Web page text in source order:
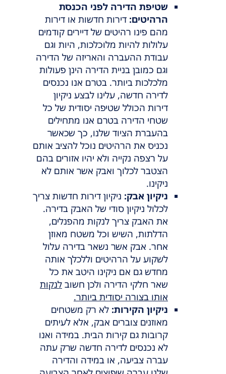
שטיפת הדירה לפני הכנסת
הרהיטים: דירות חדשות או דירות
מהם פינו רהיטים של דיירים קודמים
עלולות להיות מלוכלכות, היות וגם
עבודת ההעברה והאריזה של הדירה
וגם כמובן בניית הדירה הינן פעולות
מלכלכות ביותר. בטרם אנו נכנסים
לדירה חדשה, עלינו לבצע ניקיון
דירות הכולל שטיפה יסודית של כל
שטחי הדירה בטרם אנו מתחילים
בהעברת הציוד שלנו, כך שכאשר
נכניס את הרהיטים נוכל להציב אותם
על רצפה נקייה ולא יהיו אזורים בהם
הצטבר לכלוך ואבק אשר אותם לא
ניקינו.
ניקיון אבק: ניקיון דירות חדשות צריך
לכלול ניקיון סודי של האבק בדירה.
את האבק צריך לנקות מהפנלים,
הדלתות, השיש וכל משטח מאוזן
אחר. אבק אשר נשאר בדירה עלול
לשקוע על הרהיטים וללכלך אותה
מחדש גם אם ניקינו היטב את כל
שאר חלקי הדירה ולכן חשוב לנקות
אותו בצורה יסודית ביותר.
ניקיון הקירות: לא רק משטחים
מאוזנים צוברים אבק, אלא לעיתים
קרובות גם קירות הבית. במידה ואנו
לא נכנסים לדירה חדשה שרק עתה
עברה צביעה, או במידה והדירה